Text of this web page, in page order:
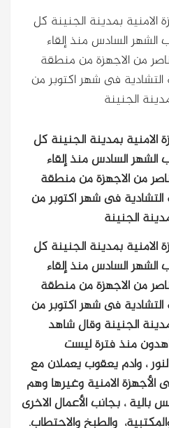
الامنية بمدينة الجنينة كل
الشهر السادس منذ إلقاء
من الاجهزة من منطقة
التشادية فى شهر اكتوبر من
الجنينة
الامنية بمدينة الجنينة كل
الشهر السادس منذ إلقاء
من الاجهزة من منطقة
التشادية فى شهر اكتوبر من
الجنينة
الامنية بمدينة الجنينة كل
الشهر السادس منذ إلقاء
من الاجهزة من منطقة
التشادية فى شهر اكتوبر من
الجنينة وقال شاهد
منذ فترة ليست
، وادم يعقوب يعملان مع
الامنية وغيرها وهم
، بجانب الأعمال الاخرى
والطبخ والاحتطاب.